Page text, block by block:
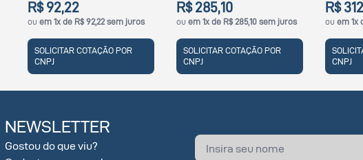
sem juros
POR
ouem 1x de R$ 285,10 sem juros
SOLICITAR COTAÇÃO POR
ouem 1x de R$ 312,40 sem juros
SOLICITAR COTAÇÃO POR
NEWSLETTER
Gostou do que viu?